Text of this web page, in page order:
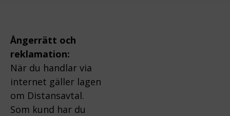
Ångerrätt och
reklamation:
När du handlar via
internet gäller lagen
om Distansavtal.
Som kund har du